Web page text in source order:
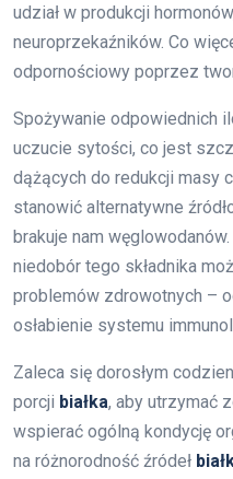
udział w produkcji
neuroprzekaźników. Co
odpornościowy poprzez
Spożywanie odpowiednich
uczucie sytości, co jest
dążących do redukcji masy
stanowić alternatywne
brakuje nam
niedobór tego składnika
problemów zdrowotnych –
osłabienie systemu
Zaleca się dorosłym
porcji białka, aby utrzymać
wspierać ogólną kondycję
na różnorodność źródeł